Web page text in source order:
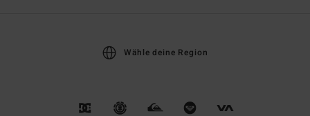
Wähle deine Region